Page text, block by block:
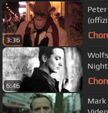
3:36
6:46
Mark